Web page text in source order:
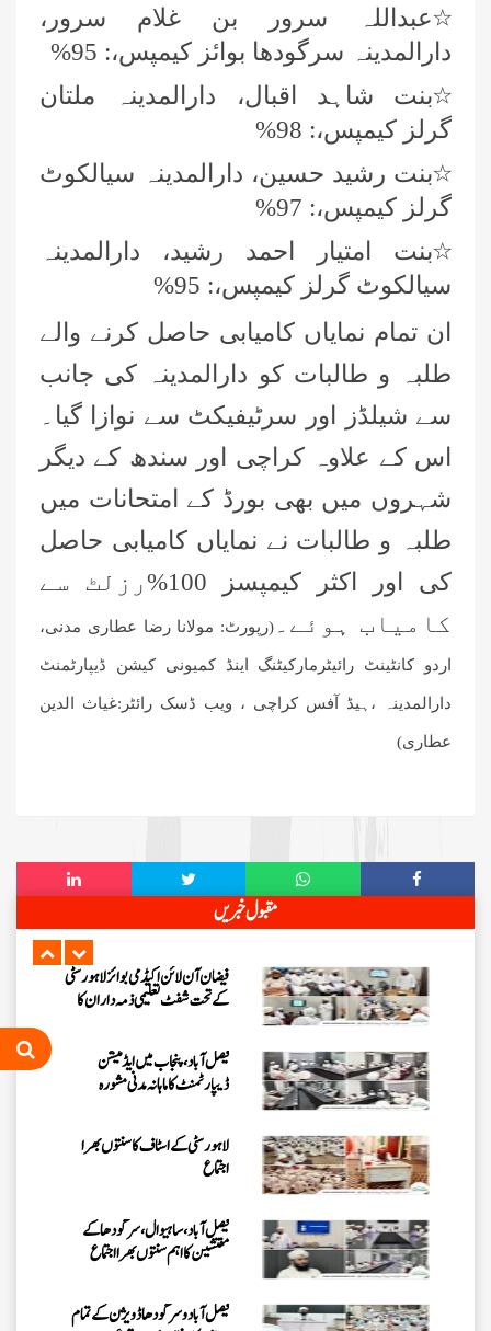
٭عبداللہ سرور بن غلام سرور،
دارالمدینہ سرگودھا بوائز کیمپس،: 95%
٭بنت شاہد اقبال، دارالمدینہ ملتان
گرلز کیمپس،: 98%
٭بنت رشید حسین، دارالمدینہ سیالکوٹ
گرلز کیمپس،: 97%
٭بنت امتیار احمد رشید، دارالمدینہ
سیالکوٹ گرلز کیمپس،: 95%
ان تمام نمایاں کامیابی حاصل کرنے والے
طلبہ و طالبات کو دارالمدینہ کی جانب
سے شیلڈز اور سرٹیفیکٹ سے نوازا گیا۔
اس کے علاوہ کراچی اور سندھ کے دیگر
شہروں میں بھی بورڈ کے امتحانات میں
طلبہ و طالبات نے نمایاں کامیابی حاصل
کی اور اکثر کیمپسز 100%رزلٹ سے
کامیاب ہوئے۔ (رپورٹ: مولانا رضا عطاری مدنی،
اردو کانٹینٹ رائیٹرمارکیٹنگ اینڈ کمیونی کیشن ڈیپارٹمنٹ
دارالمدینہ ،ہیڈ آفس کراچی ، ویب ڈسک رائٹر:غیاث الدین
عطاری)
مقبول خبریں
فیصل آباد وسرگودھا ڈویژن کے تمام
اسٹاف کا سنتوں بھرااجتماع
فیصل آباد میں کنزالمدارس کے امتحانی
نظام کا جائزہ، بہتری اور باہمی اتفاق
کے اقدامات پر زور
اسلام آباد میں روڈ سیفٹی اور منشیات و
تمباکو نوشی کے تدارک پر سیمینار کا
انعقاد
اسلام آباد میں پاکستان کے شفٹ
ناظمین کا 2 دن پر مشتمل اجتماع
مرکزی جامعۃ المدینہ لاہور میں ”
حلال فوڈ کورس “پر اہم بریفنگ
فیضان آن لائن اکیڈمی بوائز لاہور سٹی
کے تحت شفٹ تعلیمی ذمہ داران کا
فیصل آباد، پنجاب میں ایڈمیشن
ڈیپارٹمنٹ کا ماہانہ مدنی مشورہ
لاہور سٹی کے اسٹاف کا سنتوں بھرا
اجتماع
فیصل آباد، ساہیوال، سرگودھا کے
مفتشین کا اہم سنتوں بھرا اجتماع
فیصل آباد وسرگودھا ڈویژن کے تمام